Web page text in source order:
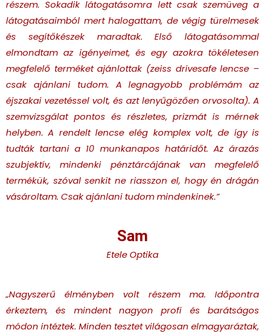
részem. Sokadik látogatásomra lett csak szemüveg a
látogatásaimból mert halogattam, de végig türelmesek
és segítőkészek maradtak. Első látogatásommal
elmondtam az igényeimet, és egy azokra tökéletesen
megfelelő terméket ajánlottak (zeiss drivesafe lencse –
csak ajánlani tudom. A legnagyobb problémám az
éjszakai vezetéssel volt, és azt lenyűgözően orvosolta). A
szemvizsgálat pontos és részletes, prizmát is mérnek
helyben. A rendelt lencse elég komplex volt, de így is
tudták tartani a 10 munkanapos határidőt. Az árazás
szubjektív, mindenki pénztárcájának van megfelelő
termékük, szóval senkit ne riasszon el, hogy én drágán
vásároltam. Csak ajánlani tudom mindenkinek.”
Sam
Etele Optika
„Nagyszerű élményben volt részem ma. Időpontra
érkeztem, és mindent nagyon profi és barátságos
módon intéztek. Minden tesztet világosan elmagyaráztak,